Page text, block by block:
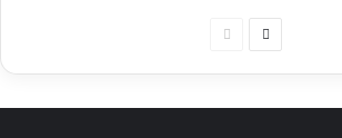
الصفحة